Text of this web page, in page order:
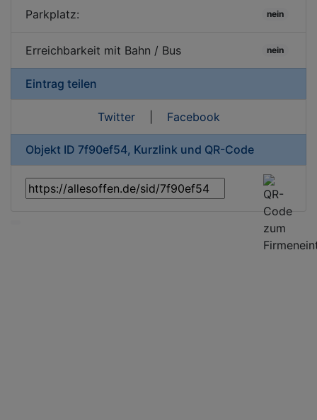
Parkplatz: nein
Erreichbarkeit mit Bahn / Bus nein
Eintrag teilen
Twitter| Facebook
Objekt ID 7f90ef54, Kurzlink und QR-Code